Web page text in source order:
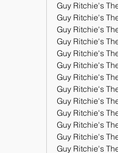
Guy Ritchie's
Guy Ritchie's
Guy Ritchie's
Guy Ritchie's
Guy Ritchie's
Guy Ritchie's
Guy Ritchie's
Guy Ritchie's
Guy Ritchie's
Guy Ritchie's
Guy Ritchie's
Guy Ritchie's
Guy Ritchie's